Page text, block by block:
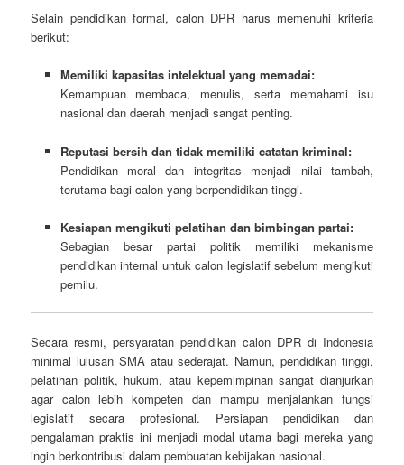
Selain pendidikan formal, calon DPR harus memenuhi kriteria
berikut:
Memiliki kapasitas intelektual yang memadai:
Kemampuan membaca, menulis, serta memahami isu
nasional dan daerah menjadi sangat penting.
Reputasi bersih dan tidak memiliki catatan kriminal:
Pendidikan moral dan integritas menjadi nilai tambah,
terutama bagi calon yang berpendidikan tinggi.
Kesiapan mengikuti pelatihan dan bimbingan partai:
Sebagian besar partai politik memiliki mekanisme
pendidikan internal untuk calon legislatif sebelum mengikuti
pemilu.
Secara resmi, persyaratan pendidikan calon DPR di Indonesia
minimal lulusan SMA atau sederajat. Namun, pendidikan tinggi,
pelatihan politik, hukum, atau kepemimpinan sangat dianjurkan
agar calon lebih kompeten dan mampu menjalankan fungsi
legislatif secara profesional. Persiapan pendidikan dan
pengalaman praktis ini menjadi modal utama bagi mereka yang
ingin berkontribusi dalam pembuatan kebijakan nasional.